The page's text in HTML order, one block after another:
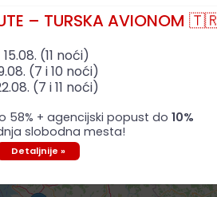
– TURSKA AVIONOM
15.08. (11 noći)
(7 i 10 noći)
(7 i 11 noći)
58% + agencijski popust do 10%
slobodna mesta!
Detaljnije »